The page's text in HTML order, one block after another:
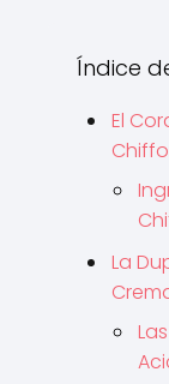
Índice
El
La